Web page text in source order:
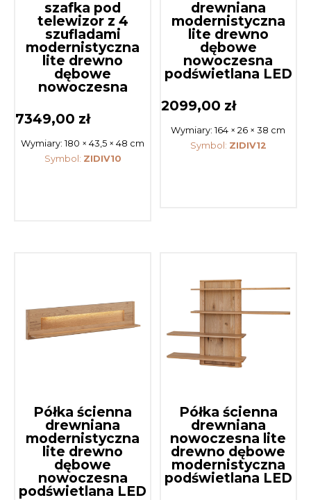
szafka pod
telewizor z 4
szufladami
modernistyczna
lite drewno
dębowe
nowoczesna
7349,00 zł
Wymiary:180 × 43,5 × 48 cm
Symbol: ZIDIV10
drewniana
modernistyczna
lite drewno
dębowe
nowoczesna
podświetlana LED
2099,00 zł
Wymiary:164 × 26 × 38 cm
Symbol: ZIDIV12
Półka ścienna
drewniana
modernistyczna
lite drewno
dębowe
nowoczesna
podświetlana LED
Półka ścienna
drewniana
nowoczesna lite
drewno dębowe
modernistyczna
podświetlana LED